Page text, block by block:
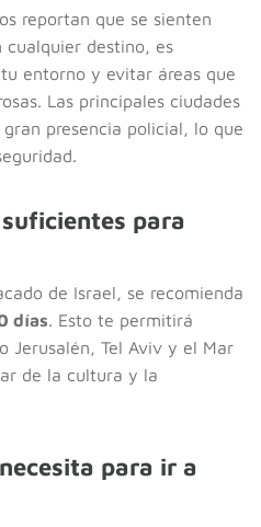
reportan que se sienten
cualquier destino, es
entorno y evitar áreas que
Las principales ciudades
presencia policial, lo que
para
de Israel, se recomienda
días. Esto te permitirá
Jerusalén, Tel Aviv y el Mar
de la cultura y la
para ir a